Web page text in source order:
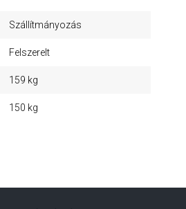
Szállítmányozás
Felszerelt
159 kg
150 kg